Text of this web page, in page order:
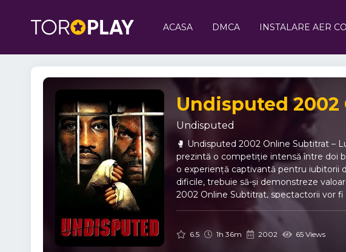
ACASA DMCA INSTALARE AER
Undisputed
Undisputed
🥊 Undisputed 2002 Online Subtitrat –
prezintă o competiție intensă între doi
o experiență captivantă pentru iubitorii
dificile, trebuie să-și demonstreze
2002 Online Subtitrat, spectactorii vor
cu skill-uri extraordinare se confruntă
Filmul reușește să combine acțiunea
6.5 1h 36m 2002 65 Views